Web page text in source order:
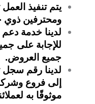
يتم تنفيذ
ومحترفين ذوي
للإجابة على
جميع العروض.
لدينا رقم سجل
إلى فروع
موثوقًا به